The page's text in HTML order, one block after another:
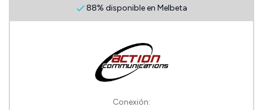
88% disponible en Melbeta
Conexión: